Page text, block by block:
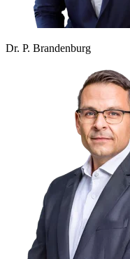
Dr. P. Brandenburg